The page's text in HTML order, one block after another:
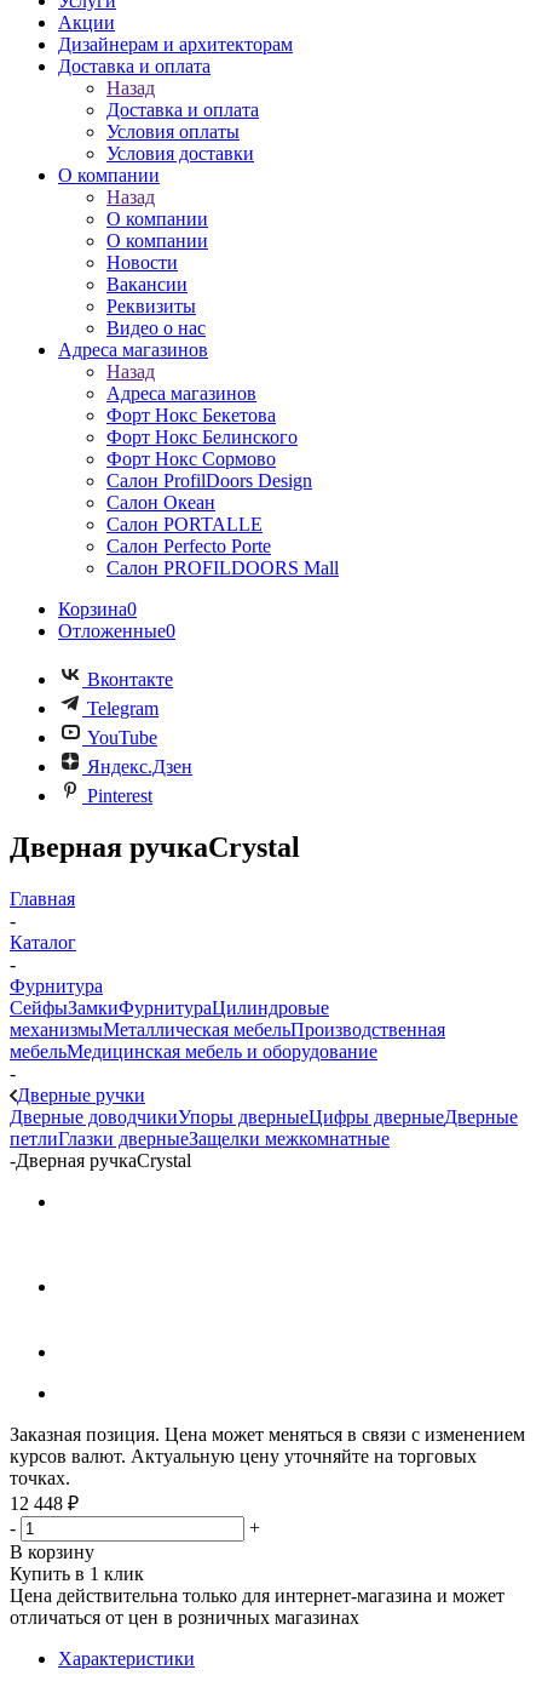
Акции
Дизайнерам и архитекторам
Доставка и оплата
Назад
Доставка и оплата
Условия оплаты
Условия доставки
О компании
Назад
О компании
О компании
Новости
Вакансии
Реквизиты
Видео о нас
Адреса магазинов
Назад
Адреса магазинов
Форт Нокс Бекетова
Форт Нокс Белинского
Форт Нокс Сормово
Салон ProfilDoors Design
Салон Океан
Салон PORTALLE
Салон Perfecto Portе
Салон PROFILDOORS Mall
Корзина0
Отложенные0
Вконтакте
Telegram
YouTube
Яндекс.Дзен
Pinterest
Дверная ручкаCrystal
Главная
-
Каталог
-
Фурнитура
СейфыЗамкиФурнитураЦилиндровые
механизмыМеталлическая мебельПроизводственная
мебельМедицинская мебель и оборудование
-
Дверные ручки
Дверные доводчикиУпоры дверныеЦифры дверныеДверные
петлиГлазки дверныеЗащелки межкомнатные
-Дверная ручкаCrystal
Заказная позиция. Цена может меняться в связи с изменением
курсов валют. Актуальную цену уточняйте на торговых
точках.
12 448 ₽
-
+
В корзину
Купить в 1 клик
Цена действительна только для интернет-магазина и может
отличаться от цен в розничных магазинах
Характеристики